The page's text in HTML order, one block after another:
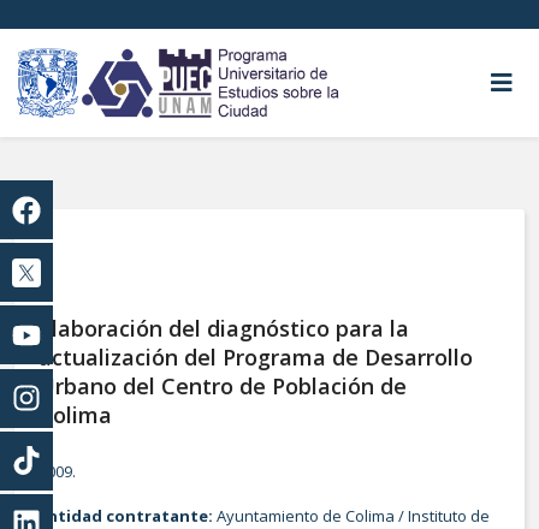
Elaboración del diagnóstico para la
actualización del Programa de Desarrollo
Urbano del Centro de Población de
Colima
2009.
Entidad contratante: Ayuntamiento de Colima / Instituto de